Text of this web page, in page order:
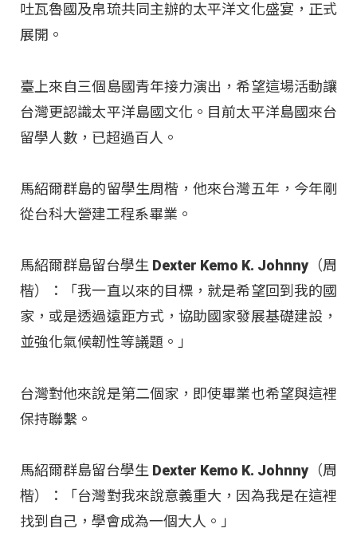
吐瓦魯國及帛琉共同主辦的太平洋文化盛宴，正式
展開。
臺上來自三個島國青年接力演出，希望這場活動讓
台灣更認識太平洋島國文化。目前太平洋島國來台
留學人數，已超過百人。
馬紹爾群島的留學生周楷，他來台灣五年，今年剛
從台科大營建工程系畢業。
馬紹爾群島留台學生 Dexter Kemo K. Johnny（周
楷）：「我一直以來的目標，就是希望回到我的國
家，或是透過遠距方式，協助國家發展基礎建設，
並強化氣候韌性等議題。」
台灣對他來說是第二個家，即使畢業也希望與這裡
保持聯繫。
馬紹爾群島留台學生 Dexter Kemo K. Johnny（周
楷）：「台灣對我來說意義重大，因為我是在這裡
找到自己，學會成為一個大人。」